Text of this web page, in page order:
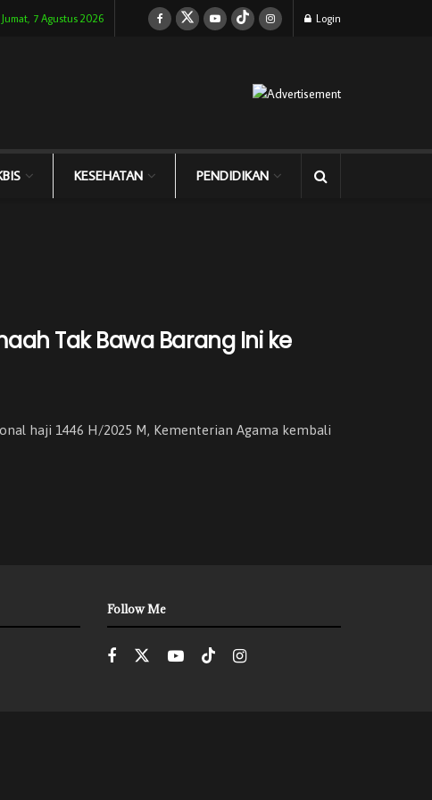
Jumat, 7 Agustus 2026 Login
KESEHATAN PENDIDIKAN
Tak Bawa Barang Ini ke
haji 1446 H/2025 M, Kementerian Agama kembali
Follow Me